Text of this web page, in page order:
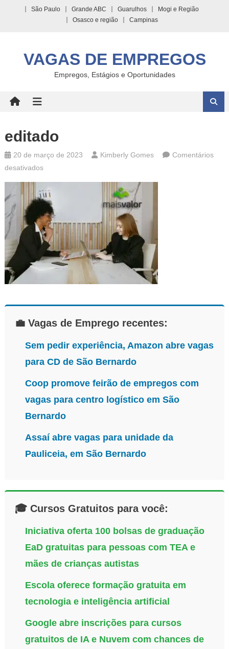
São Paulo Grande ABC Guarulhos
Mogi e Região
Osasco e região
Campinas
VAGAS DE EMPREGOS
Empregos, Estágios e Oportunidades
editado
20 de março de 2023 Kimberly Gomes
Comentários
desativadosem
💼 Vagas de Emprego recentes:
Sem pedir experiência, Amazon abre vagas
para CD de São Bernardo
Coop promove feirão de empregos com
vagas para centro logístico em São
Bernardo
Assaí abre vagas para unidade da
Pauliceia, em São Bernardo
🎓 Cursos Gratuitos para você:
Iniciativa oferta 100 bolsas de graduação
EaD gratuitas para pessoas com TEA e
mães de crianças autistas
Escola oferece formação gratuita em
tecnologia e inteligência artificial
Google abre inscrições para cursos
gratuitos de IA e Nuvem com chances de